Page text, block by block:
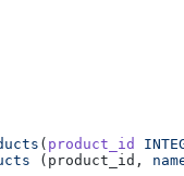
( product_id
(product_id,